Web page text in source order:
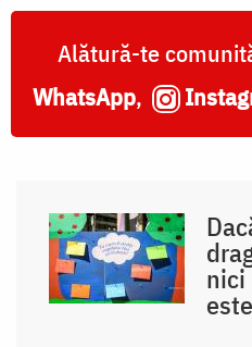
Alătură-te
WhatsApp,
nici